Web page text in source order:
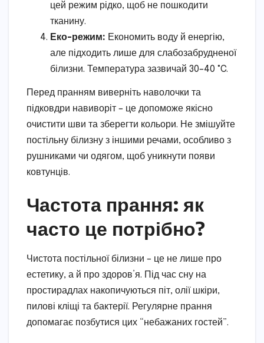
цей режим рідко, щоб не пошкодити
тканину.
Еко-режим: Економить воду й енергію,
але підходить лише для слабозабрудненої
білизни. Температура зазвичай 30–40 °C.
Перед пранням виверніть наволочки та
підковдри навиворіт – це допоможе якісно
очистити шви та зберегти кольори. Не змішуйте
постільну білизну з іншими речами, особливо з
рушниками чи одягом, щоб уникнути появи
ковтунців.
Частота прання: як
часто це потрібно?
Чистота постільної білизни – це не лише про
естетику, а й про здоров’я. Під час сну на
простирадлах накопичуються піт, олії шкіри,
пилові кліщі та бактерії. Регулярне прання
допомагає позбутися цих “небажаних гостей”.